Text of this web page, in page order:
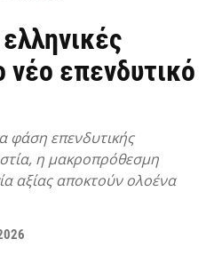
νέο επενδυτικό
φάση επενδυτικής
η μακροπρόθεσμη
αξίας αποκτούν ολοένα